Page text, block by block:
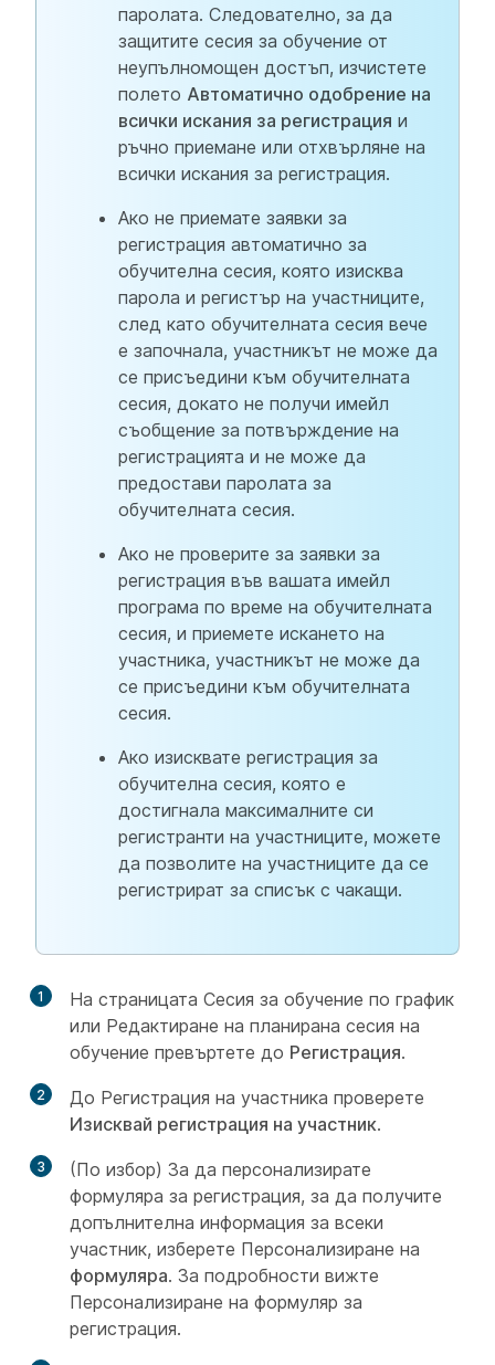
паролата. Следователно, за да
защитите сесия за обучение от
неупълномощен достъп, изчистете
полето Автоматично одобрение на
всички искания за регистрация и
ръчно приемане или отхвърляне на
всички искания за регистрация.
Ако не приемате заявки за
регистрация автоматично за
обучителна сесия, която изисква
парола и регистър на участниците,
след като обучителната сесия вече
е започнала, участникът не може да
се присъедини към обучителната
сесия, докато не получи имейл
съобщение за потвърждение на
регистрацията и не може да
предостави паролата за
обучителната сесия.
Ако не проверите за заявки за
регистрация във вашата имейл
програма по време на обучителната
сесия, и приемете искането на
участника, участникът не може да
се присъедини към обучителната
сесия.
Ако изисквате регистрация за
обучителна сесия, която е
достигнала максималните си
регистранти на участниците, можете
да позволите на участниците да се
регистрират за списък с чакащи.
1
На страницата Сесия за обучение по график
или Редактиране на планирана сесия на
обучение превъртете до Регистрация.
2 До Регистрация на участника проверете
Изисквай регистрация на участник.
3
(По избор) За да персонализирате
формуляра за регистрация, за да получите
допълнителна информация за всеки
участник, изберете Персонализиране на
формуляра. За подробности вижте
Персонализиране на формуляр за
регистрация.